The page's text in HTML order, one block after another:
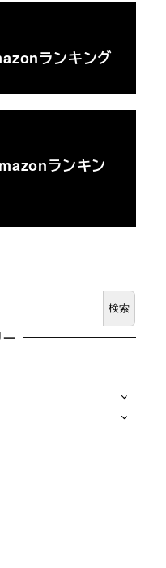
ランキング
ランキン
検索